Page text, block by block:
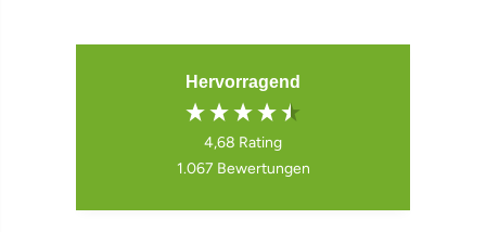
Hervorragend
4,68 Rating
1.067 Bewertungen